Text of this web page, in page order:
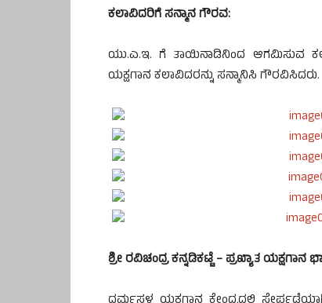
ಕಲಾವಿದರಿಗೆ ಸನ್ಮಾನ ಗೌರವ:
ಯು.ಎ.ಇ. ಗೆ ತಾಯಿನಾಡಿನಿಂದ ಆಗಮಿಸುವ
ಯಕ್ಷಗಾನ ಕಲಾವಿದರನ್ನು ಸನ್ಮಾನಿಸಿ ಗೌರವಿಸಿದರು.
ಶ್ರೀ ರವಿಚಂದ್ರ ಕನ್ನಡಿಕಟ್ಟೆ – ಪ್ರಖ್ಯಾತ ಯಕ್ಷಗಾನ